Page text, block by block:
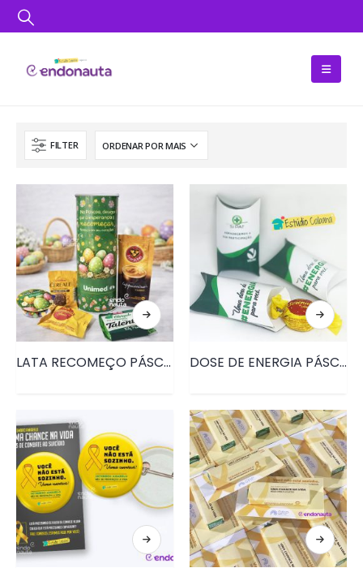
FILTER
LATA RECOMEÇO PÁSCOA • PRD210 DOSE DE ENERGIA PÁSCOA • PRD100